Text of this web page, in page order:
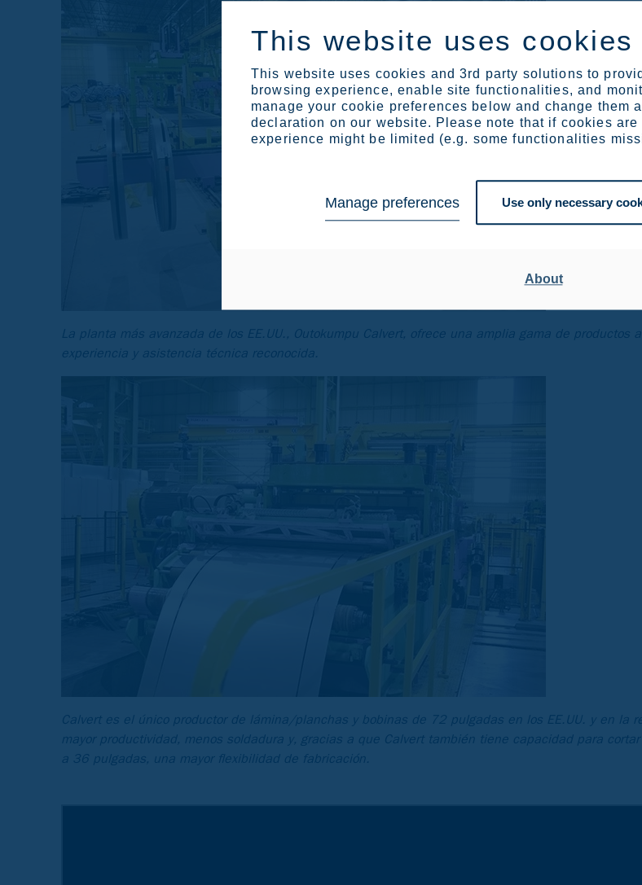
This website uses cookies
This website uses cookies and 3rd party solutions to
browsing experience, enable site functionalities, and
manage your cookie preferences below and change them
declaration on our website. Please note that if cookies
experience might be limited (e.g. some functionalities
Manage preferences Use only necessary
About
La planta más avanzada de los EE.UU., Outokumpu Calvert, ofrece una amplia gama de productos
experiencia y asistencia técnica reconocida.
Calvert es el único productor de lámina/planchas y bobinas de 72 pulgadas en los EE.UU. y en la
mayor productividad, menos soldadura y, gracias a que Calvert también tiene capacidad para
a 36 pulgadas, una mayor flexibilidad de fabricación.